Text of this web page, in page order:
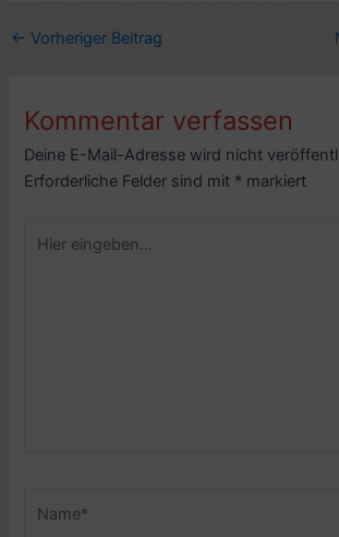
← Vorheriger Beitrag
Kommentar verfassen
Deine E-Mail-Adresse wird nicht
Erforderliche Felder sind mit * markiert
eingeben…